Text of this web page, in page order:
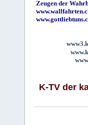
Zeugen der
K-TV der